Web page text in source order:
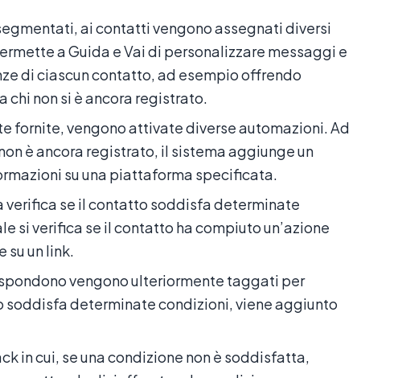
ai contatti vengono assegnati diversi
a Guida e Vai di personalizzare messaggi e
di ciascun contatto, ad esempio offrendo
chi non si è ancora registrato.
fornite, vengono attivate diverse automazioni. Ad
è ancora registrato, il sistema aggiunge un
su una piattaforma specificata.
verifica se il contatto soddisfa determinate
si verifica se il contatto ha compiuto un’azione
su un link.
vengono ulteriormente taggati per
soddisfa determinate condizioni, viene aggiunto
in cui, se una condizione non è soddisfatta,